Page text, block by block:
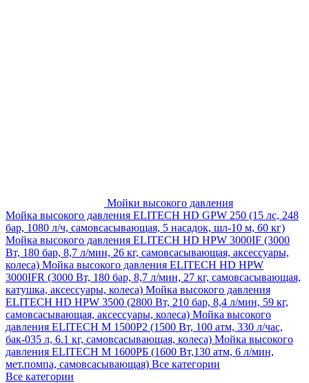
Мойки высокого давления
Мойка высокого давления ELITECH HD GPW 250 (15 лс, 248
бар, 1080 л/ч, самовсасывающая, 5 насадок, шл-10 м, 60 кг)
Мойка высокого давления ELITECH HD HPW 3000IF (3000
Вт, 180 бар, 8,7 л/мин, 26 кг, самовсасывающая, аксессуары,
колеса) Мойка высокого давления ELITECH HD HPW
3000IFR (3000 Вт, 180 бар, 8,7 л/мин, 27 кг, самовсасывающая,
катушка, аксессуары, колеса) Мойка высокого давления
ELITECH HD HPW 3500 (2800 Вт, 210 бар, 8,4 л/мин, 59 кг,
самовсасывающая, аксессуары, колеса) Мойка высокого
давления ELITECH M 1500P2 (1500 Вт, 100 атм, 330 л/час,
бак-035 л, 6.1 кг, самовсасывающая, колеса) Мойка высокого
давления ELITECH М 1600РБ (1600 Вт,130 атм, 6 л/мин,
мет.помпа, самовсасывающая) Все категории
Все категории